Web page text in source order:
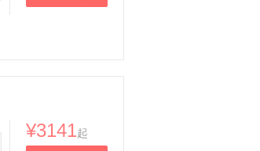
¥3141起